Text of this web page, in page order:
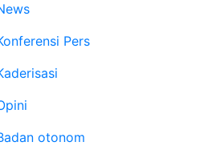
Pers
otonom